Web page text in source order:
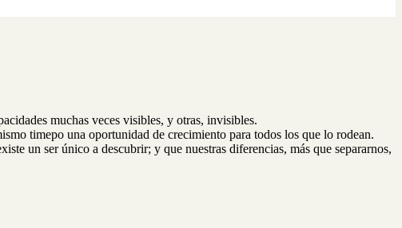
muchas veces visibles, y otras, invisibles.
timepo una oportunidad de crecimiento para todos los que lo rodean.
un ser único a descubrir; y que nuestras diferencias, más que separarnos,